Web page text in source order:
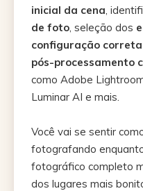
inicial da cena ,
de foto , seleção dos
configuração correta
pós-processamento
como Adobe
Luminar AI e mais.
Você vai se sentir
fotografando
fotográfico completo
dos lugares mais